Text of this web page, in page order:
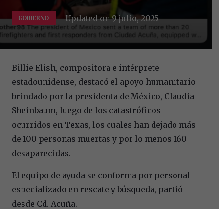
GOBIERNO Updated on9 julio, 2025
Billie Elish, compositora e intérprete
estadounidense, destacó el apoyo humanitario
brindado por la presidenta de México, Claudia
Sheinbaum, luego de los catastróficos
ocurridos en Texas, los cuales han dejado más
de 100 personas muertas y por lo menos 160
desaparecidas.
El equipo de ayuda se conforma por personal
especializado en rescate y búsqueda, partió
desde Cd. Acuña.